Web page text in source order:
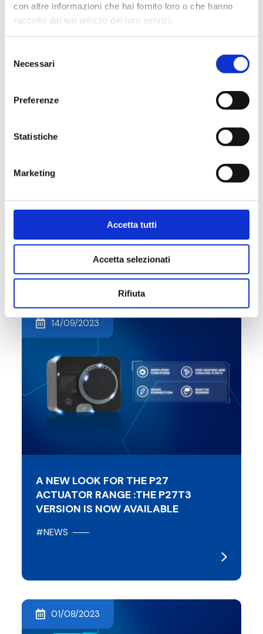
con altre informazioni che hai fornito loro o che hanno
raccolto dal tuo utilizzo dei loro servizi.
delNecessari
Preferenze
Statistiche
Marketing
Accetta tutti
Accetta selezionati
Rifiuta
22/01/2024
AHR Expo Chicago | Booth S10558
#EVENT
14/09/2023
A NEW LOOK FOR THE P27
ACTUATOR RANGE :THE P27T3
VERSION IS NOW AVAILABLE
#NEWS
01/08/2023